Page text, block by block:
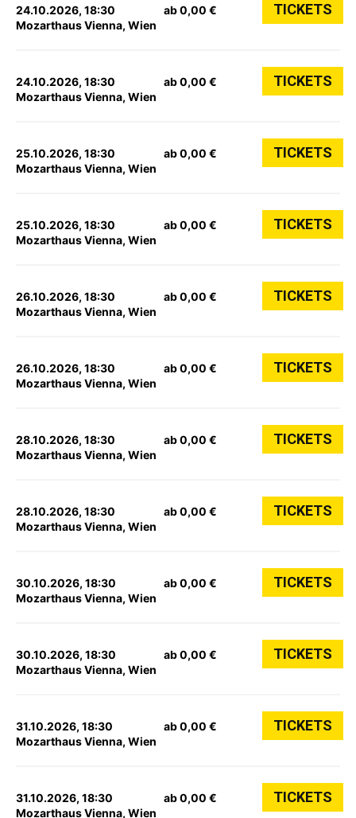
24.10.2026, 18:30
Mozarthaus Vienna, Wien
ab 0,00 € TICKETS
24.10.2026, 18:30
Mozarthaus Vienna, Wien
ab 0,00 € TICKETS
25.10.2026, 18:30
Mozarthaus Vienna, Wien
ab 0,00 € TICKETS
25.10.2026, 18:30
Mozarthaus Vienna, Wien
ab 0,00 € TICKETS
26.10.2026, 18:30
Mozarthaus Vienna, Wien
ab 0,00 € TICKETS
26.10.2026, 18:30
Mozarthaus Vienna, Wien
ab 0,00 € TICKETS
28.10.2026, 18:30
Mozarthaus Vienna, Wien
ab 0,00 € TICKETS
28.10.2026, 18:30
Mozarthaus Vienna, Wien
ab 0,00 € TICKETS
30.10.2026, 18:30
Mozarthaus Vienna, Wien
ab 0,00 € TICKETS
30.10.2026, 18:30
Mozarthaus Vienna, Wien
ab 0,00 € TICKETS
31.10.2026, 18:30
Mozarthaus Vienna, Wien
ab 0,00 € TICKETS
31.10.2026, 18:30
Mozarthaus Vienna, Wien
ab 0,00 € TICKETS